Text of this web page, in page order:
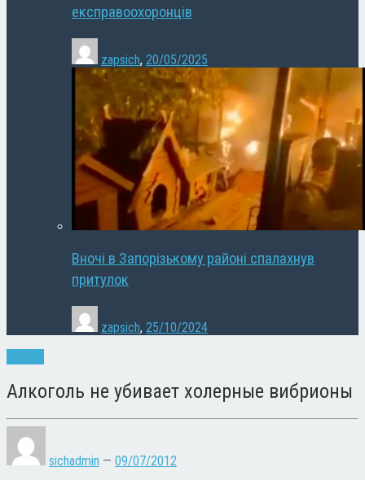
експравоохоронців
zapsich, 20/05/2025
Вночі в Запорізькому районі спалахнув
притулок
zapsich, 25/10/2024
Алкоголь не убивает холерные вибрионы
sichadmin — 09/07/2012